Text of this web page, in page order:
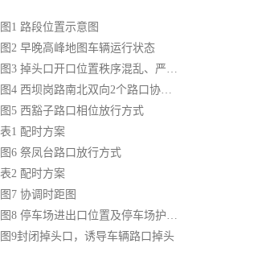
图1 路段位置示意图
图2 早晚高峰地图车辆运行状态
图3 掉头口开口位置秩序混乱、严重影响路段正常运行
图4 西坝岗路南北双向2个路口协调设计图
图5 西豁子路口相位放行方式
表1 配时方案
图6 祭凤台路口放行方式
表2 配时方案
图7 协调时距图
图8 停车场进出口位置及停车场护栏诱导示意图
图9封闭掉头口，诱导车辆路口掉头